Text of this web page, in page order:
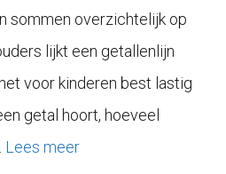
sommen overzichtelijk op
lijkt een getallenlijn
voor kinderen best lastig
getal hoort, hoeveel
Lees meer